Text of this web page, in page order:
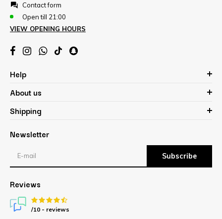
Contact form
Open till 21:00
VIEW OPENING HOURS
Help
About us
Shipping
Newsletter
Subscribe
Reviews
/10 - reviews